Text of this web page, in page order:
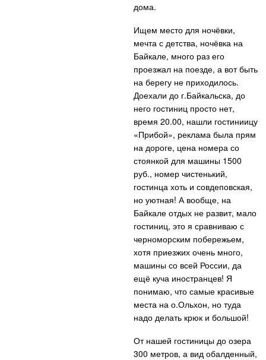
дома.
Ищем место для ночёвки,
мечта с детства, ночёвка на
Байкале, много раз его
проезжал на поезде, а вот быть
на берегу не приходилось.
Доехали до г.Байкальска, до
него гостиниц просто нет,
время 20.00, нашли гостиниицу
«Прибой», реклама была прям
на дороге, цена номера со
стоянкой для машины 1500
руб., номер чистенький,
гостинца хоть и совдеповская,
но уютная! А вообще, на
Байкале отдых не развит, мало
гостиниц, это я сравниваю с
черноморским побережьем,
хотя приезжих очень много,
машины со всей России, да
ещё куча иностранцев! Я
понимаю, что самые красивые
места на о.Ольхон, но туда
надо делать крюк и большой!
От нашей гостиницы до озера
300 метров, а вид обалденный,